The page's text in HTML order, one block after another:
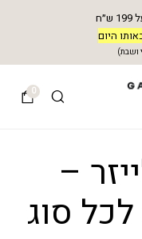
ושבת)
0
–
סוג